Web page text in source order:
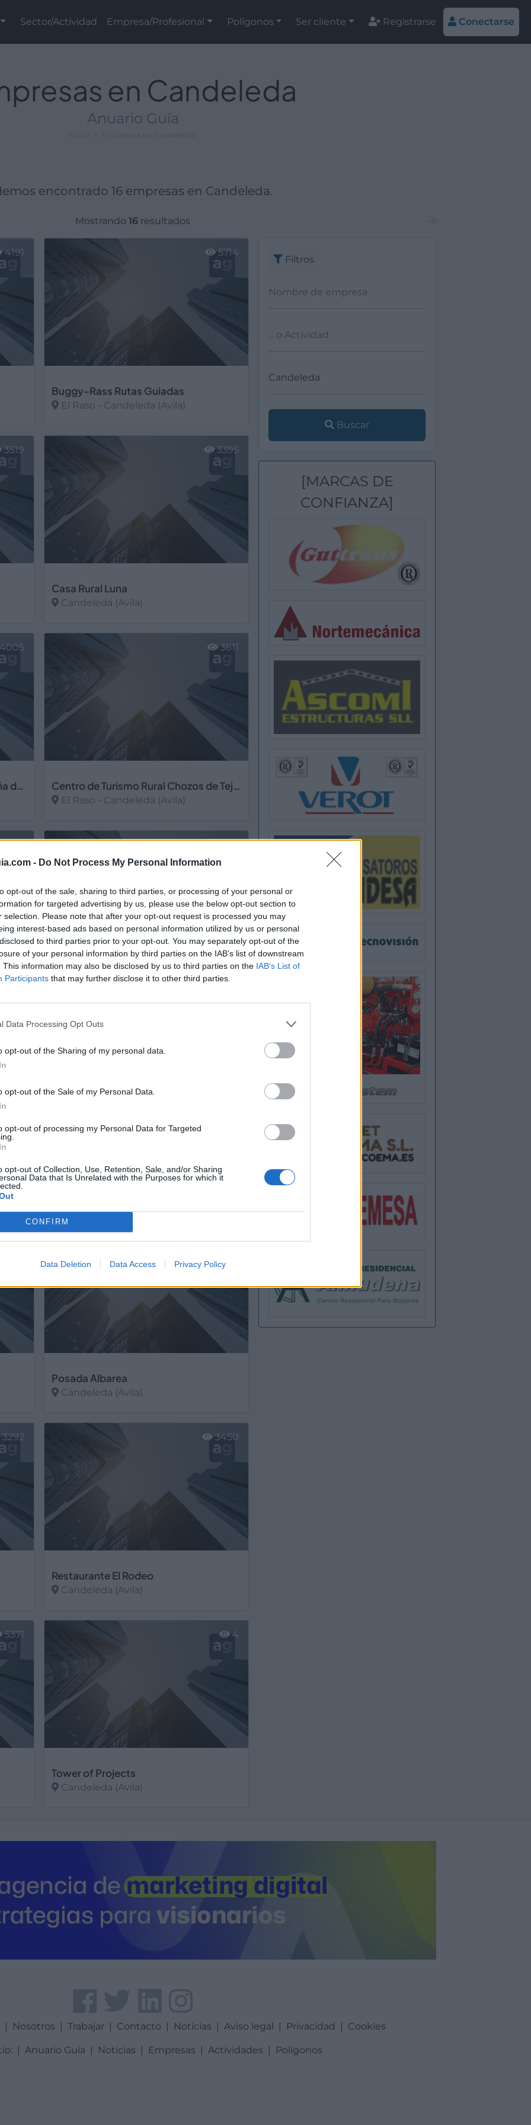
- Do Not Process My Personal Information
opt-out of the sale, sharing to third parties, or processing of your personal or
for targeted advertising by us, please use the below opt-out section to
selection. Please note that after your opt-out request is processed you may
interest-based ads based on personal information utilized by us or personal
to third parties prior to your opt-out. You may separately opt-out of the
of your personal information by third parties on the IAB’s list of downstream
This information may also be disclosed by us to third parties on the IAB’s List of
Participants that may further disclose it to other third parties.
Data Processing Opt Outs
opt-out of the Sharing of my personal data.
opt-out of the Sale of my Personal Data.
opt-out of processing my Personal Data for Targeted
opt-out of Collection, Use, Retention, Sale, and/or Sharing
Data that Is Unrelated with the Purposes for which it
CONFIRM
Data Deletion Data Access Privacy Policy
Sector/Actividad Empresa/Profesional Polígonos Ser cliente Registrarse Conectarse
en Candeleda
Anuario Guía
encontrado 16 empresas en Candeleda.
Mostrando 16 resultados
4191
Buggy-Rass Rutas Guiadas
El Raso - Candeleda (Avila)
5714
3519
Casa Rural Luna
Candeleda (Avila)
3395
Centro de Turismo Ecuestre La Peña de Toro
4005
Centro de Turismo Rural Chozos de Tejea
El Raso - Candeleda (Avila)
3611
Centro de Turismo Rural La Josa
Ver más
3276
Hsr Luna
Ver más
Posada Albarea
Candeleda (Avila)
3268
3292
Restaurante El Rodeo
Candeleda (Avila)
3450
5371
Tower of Projects
Candeleda (Avila)
4
Filtros
Buscar
[MARCAS DE
CONFIANZA]
| Nosotros | Trabajar | Contacto | Noticias | Aviso legal | Privacidad | Cookies
| Anuario Guía | Noticias | Empresas | Actividades | Poligonos